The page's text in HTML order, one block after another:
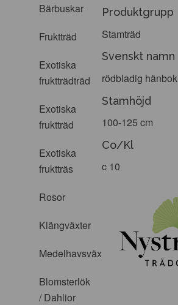
Bärbuskar
Fruktträd
Exotiska
fruktträdträd
Exotiska
fruktträd
Exotiska
fruktträs
Rosor
Klängväxter
Medelhavsväxter
Blomsterlök
/ Dahlior
Produktgrupp
Stamträd
Svenskt namn
rödbladig hänbok
Stamhöjd
100-125 cm
Co/Kl
c 10